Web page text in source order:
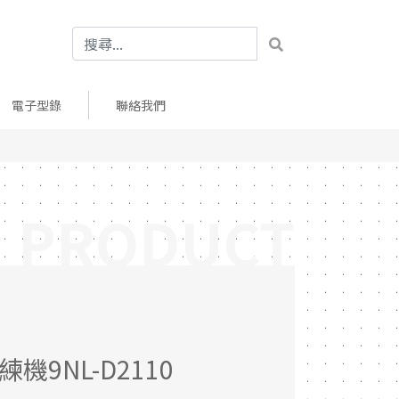
電子型錄 聯絡我們
機9NL-D2110
PRODUCT